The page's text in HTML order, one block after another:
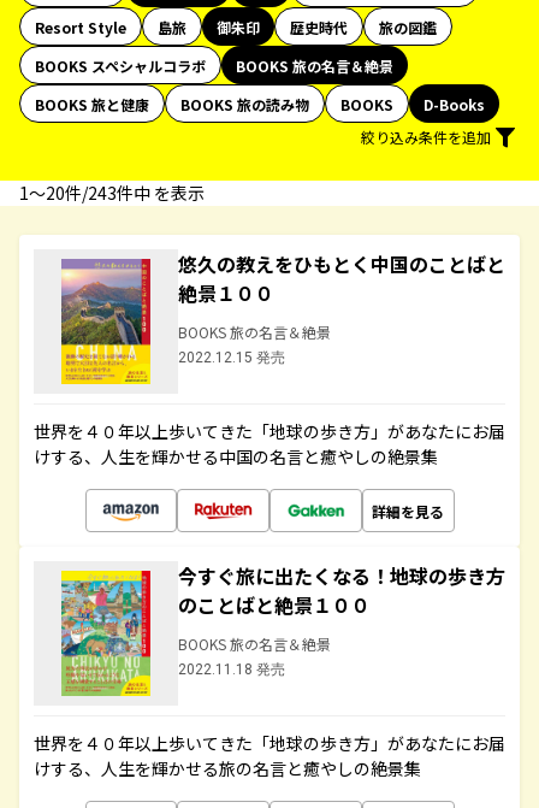
Resort Style
島旅 御朱印 歴史時代
旅の図鑑
BOOKS スペシャルコラボ
BOOKS 旅の名言＆絶景
BOOKS 旅と健康
BOOKS 旅の読み物 BOOKS
D-Books
絞り込み条件を追加
1〜20件/243件中 を表示
悠久の教えをひもとく中国のことばと
絶景１００
BOOKS 旅の名言＆絶景
2022.12.15 発売
世界を４０年以上歩いてきた「地球の歩き方」があなたにお届
けする、人生を輝かせる中国の名言と癒やしの絶景集
詳細を見る
今すぐ旅に出たくなる！地球の歩き方
のことばと絶景１００
BOOKS 旅の名言＆絶景
2022.11.18 発売
世界を４０年以上歩いてきた「地球の歩き方」があなたにお届
けする、人生を輝かせる旅の名言と癒やしの絶景集